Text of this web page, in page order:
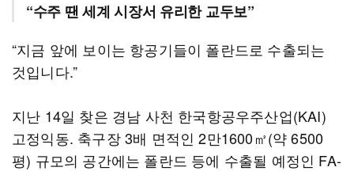
“수주 땐 세계 시장서 유리한 교두보”
“지금 앞에 보이는 항공기들이 폴란드로 수출되는
것입니다.”
지난 14일 찾은 경남 사천 한국항공우주산업(KAI)
고정익동. 축구장 3배 면적인 2만1600㎡(약 6500
평) 규모의 공간에는 폴란드 등에 수출될 예정인 FA-